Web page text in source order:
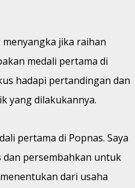
jika raihan
medali pertama di
hadapi pertandingan dan
yang dilakukannya.
pertama di Popnas. Saya
dan persembahkan untuk
dari usaha